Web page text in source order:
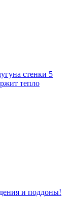
стенки 5
тепло
и поддоны!